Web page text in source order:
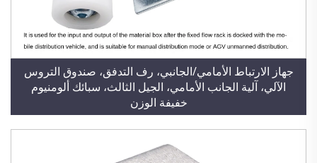
جهاز الارتباط الأمامي/الجانبي، رف التدفق، صندوق التروس
الآلي، آلية الجانب الأمامي، الجيل الثالث، سبائك ألومنيوم
خفيفة الوزن